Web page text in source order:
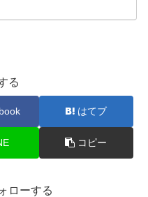
る
はてブ
コピー
ローする